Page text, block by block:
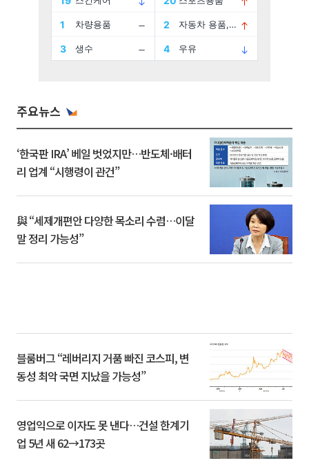
주요뉴스
‘한국판 IRA’ 베일 벗었지만…반도체·배터
리 업계 “시행령이 관건”
與 “세제개편안 다양한 목소리 수렴…이달
말 정리 가능성”
블룸버그 “레버리지 거품 빠진 코스피, 변
동성 최악 국면 지났을 가능성”
영업익으로 이자도 못 낸다…건설 한계기
업 5년 새 62→173곳